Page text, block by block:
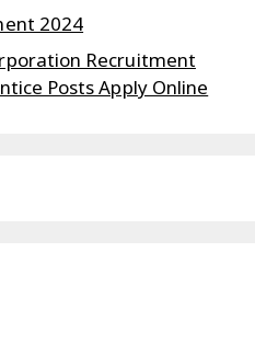
2024
Recruitment
Posts Apply Online